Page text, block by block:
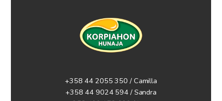
+358 44 2055 350 / Camilla
+358 44 9024 594 / Sandra